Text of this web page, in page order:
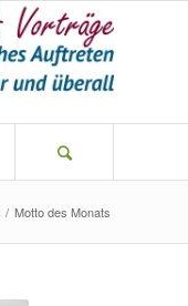
/ Motto des Monats